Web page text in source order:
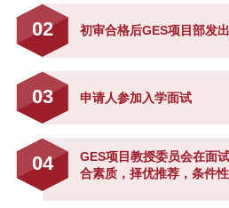
02 初审合格后GES项目部发
03 申请人参加入学面试
04
GES项目教授委员会在面
合素质，择优推荐，条件
“SAIF金融E沙龙——新资本格
的市值管理与创新”报名启动
2015 SAIF金融E沙龙“新经济
期的投资策略与财富管理展望”
启动-5月14日/上海